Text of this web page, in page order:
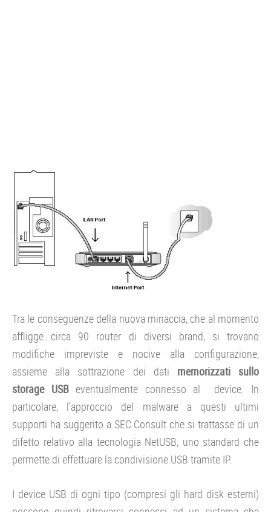
Tra le conseguenze della nuova minaccia, che al momento
affligge circa 90 router di diversi brand, si trovano
modifiche impreviste e nocive alla configurazione,
assieme alla sottrazione dei dati memorizzati sullo
storage USBeventualmente connesso al device. In
particolare, l’approccio del malware a questi ultimi
supporti ha suggerito a SEC Consult che si trattasse di un
difetto relativo alla tecnologia NetUSB, uno standard che
permette di effettuare la condivisione USB tramite IP.
I device USB di ogni tipo (compresi gli hard disk esterni)